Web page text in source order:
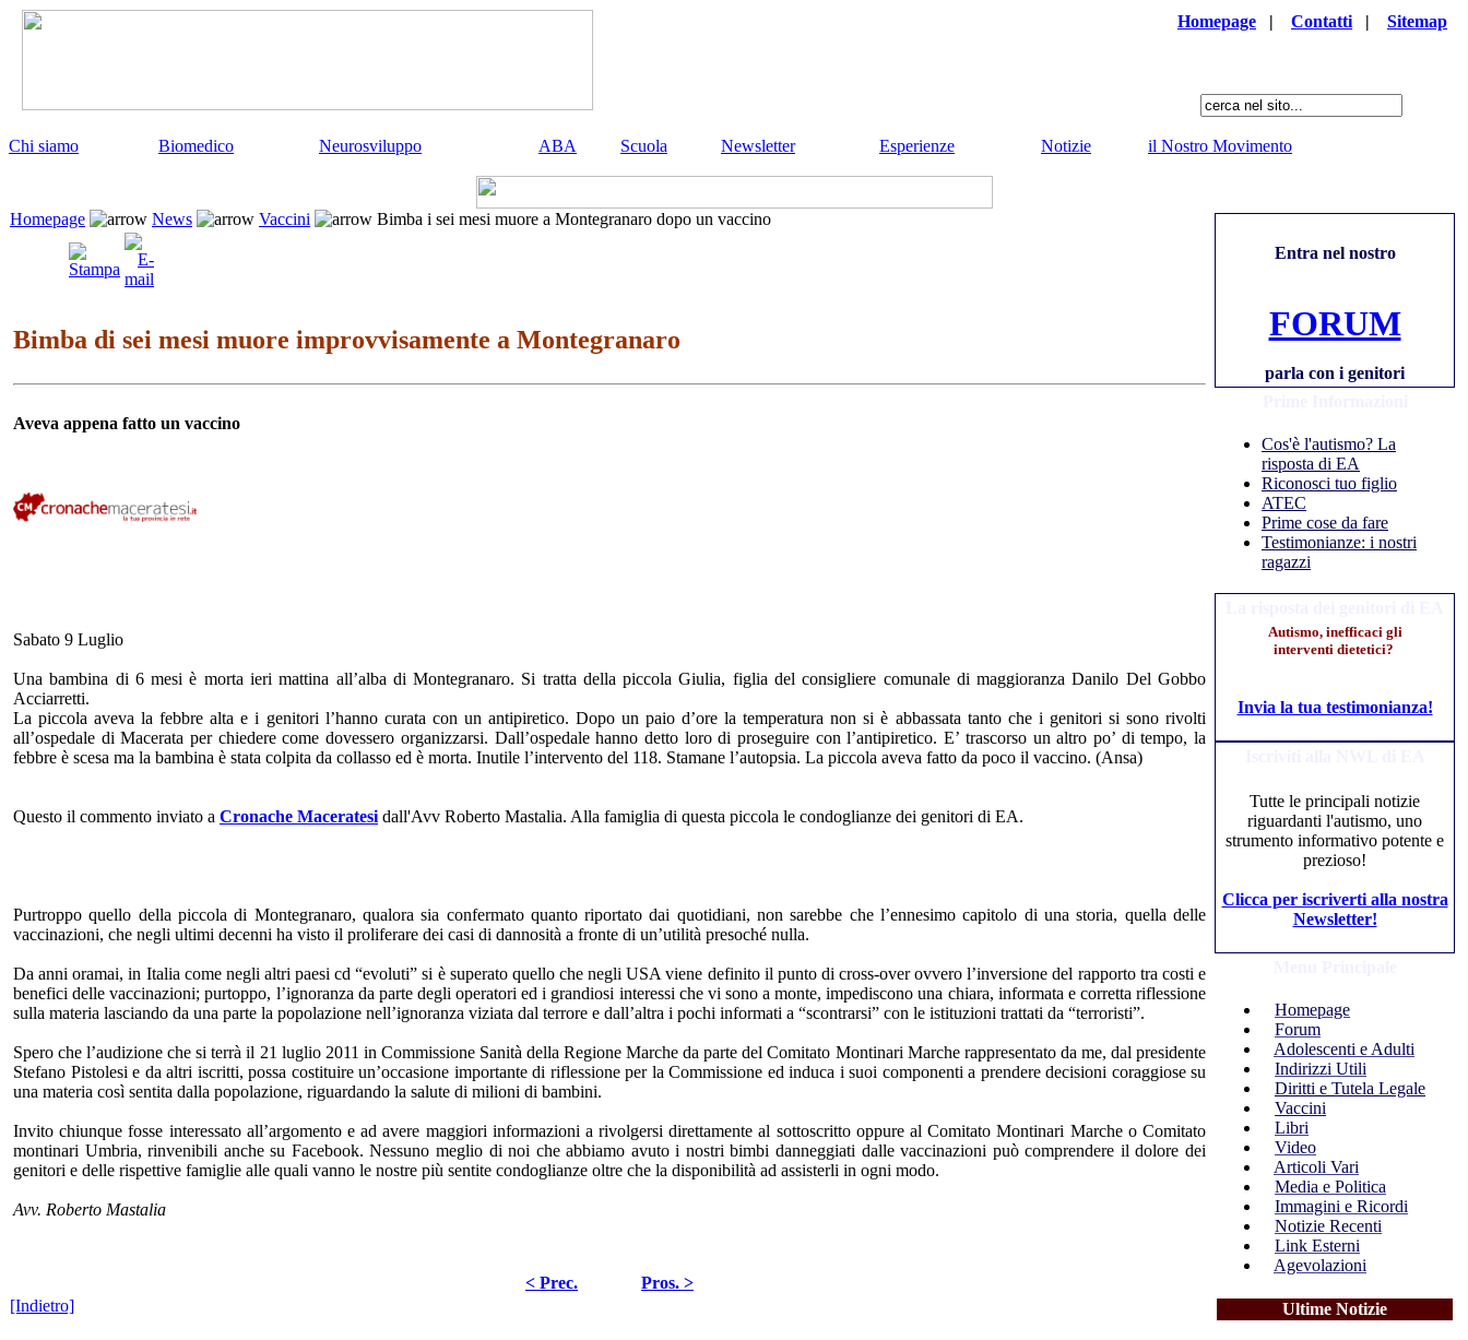
Homepage | Contatti | Sitemap
Chi siamo Biomedico Neurosviluppo ABA Scuola Newsletter Esperienze Notizie il Nostro Movimento
Homepage News Vaccini Bimba i sei mesi muore a Montegranaro dopo un vaccino
Bimba di sei mesi muore improvvisamente a Montegranaro
Aveva appena fatto un vaccino
Sabato 9 Luglio
Una bambina di 6 mesi è morta ieri mattina all’alba di Montegranaro. Si tratta della piccola Giulia, figlia del consigliere comunale di maggioranza Danilo Del Gobbo
Acciarretti.
La piccola aveva la febbre alta e i genitori l’hanno curata con un antipiretico. Dopo un paio d’ore la temperatura non si è abbassata tanto che i genitori si sono rivolti
all’ospedale di Macerata per chiedere come dovessero organizzarsi. Dall’ospedale hanno detto loro di proseguire con l’antipiretico. E’ trascorso un altro po’ di tempo, la
febbre è scesa ma la bambina è stata colpita da collasso ed è morta. Inutile l’intervento del 118. Stamane l’autopsia. La piccola aveva fatto da poco il vaccino. (Ansa)
Questo il commento inviato a Cronache Maceratesi dall'Avv Roberto Mastalia. Alla famiglia di questa piccola le condoglianze dei genitori di EA.
Purtroppo quello della piccola di Montegranaro, qualora sia confermato quanto riportato dai quotidiani, non sarebbe che l’ennesimo capitolo di una storia, quella delle
vaccinazioni, che negli ultimi decenni ha visto il proliferare dei casi di dannosità a fronte di un’utilità presoché nulla.
Da anni oramai, in Italia come negli altri paesi cd “evoluti” si è superato quello che negli USA viene definito il punto di cross-over ovvero l’inversione del rapporto tra costi e
benefici delle vaccinazioni; purtoppo, l’ignoranza da parte degli operatori ed i grandiosi interessi che vi sono a monte, impediscono una chiara, informata e corretta riflessione
sulla materia lasciando da una parte la popolazione nell’ignoranza viziata dal terrore e dall’altra i pochi informati a “scontrarsi” con le istituzioni trattati da “terroristi”.
Spero che l’audizione che si terrà il 21 luglio 2011 in Commissione Sanità della Regione Marche da parte del Comitato Montinari Marche rappresentato da me, dal presidente
Stefano Pistolesi e da altri iscritti, possa costituire un’occasione importante di riflessione per la Commissione ed induca i suoi componenti a prendere decisioni coraggiose su
una materia così sentita dalla popolazione, riguardando la salute di milioni di bambini.
Invito chiunque fosse interessato all’argomento e ad avere maggiori informazioni a rivolgersi direttamente al sottoscritto oppure al Comitato Montinari Marche o Comitato
montinari Umbria, rinvenibili anche su Facebook. Nessuno meglio di noi che abbiamo avuto i nostri bimbi danneggiati dalle vaccinazioni può comprendere il dolore dei
genitori e delle rispettive famiglie alle quali vanno le nostre più sentite condoglianze oltre che la disponibilità ad assisterli in ogni modo.
Avv. Roberto Mastalia
< Prec.
Pros. >
[Indietro]
Entra nel nostro
FORUM
parla con i genitori
Cos'è l'autismo? La
risposta di EA
Riconosci tuo figlio
ATEC
Prime cose da fare
Testimonianze: i nostri
ragazzi
Autismo, inefficaci gli
interventi dietetici?
Invia la tua testimonianza!
Tutte le principali notizie
riguardanti l'autismo, uno
strumento informativo potente e
prezioso!
Clicca per iscriverti alla nostra
Newsletter!
Homepage
Forum
Adolescenti e Adulti
Indirizzi Utili
Diritti e Tutela Legale
Vaccini
Libri
Video
Articoli Vari
Media e Politica
Immagini e Ricordi
Notizie Recenti
Link Esterni
Agevolazioni
Ultime Notizie